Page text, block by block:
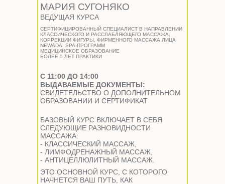
С 11:00 ДО 14:00
ВЕДУЩАЯ КУРСА
МАРИЯ СУГОНЯКО
СЕРТИФИЦИРОВАННЫЙ СПЕЦИАЛИСТ В НАПРАВЛЕНИИ
КЛАССИЧЕСКОГО И РАССЛАБЛЯЮЩЕГО МАССАЖА,
КОРРЕКЦИИ ФИГУРЫ, ФИРМЕННОГО МАССАЖА ЛИЦА
NEWADA, SPA-ПРОГРАММ
МЕДИЦИНСКОЕ ОБРАЗОВАНИЕ
БОЛЕЕ 5 ЛЕТ ПРАКТИКИ
ЭТО ОСНОВНОЙ КУРС, С КОТОРОГО
НАЧНЕТСЯ ВАШ ПУТЬ, КАК
ВЫДАВАЕМЫЕ ДОКУМЕНТЫ:
СВИДЕТЕЛЬСТВО О ДОПОЛНИТЕЛЬНОМ
ОБРАЗОВАНИИ И СЕРТИФИКАТ
БАЗОВЫЙ КУРС ВКЛЮЧАЕТ В СЕБЯ
СЛЕДУЮЩИЕ РАЗНОВИДНОСТИ
МАССАЖА:
- КЛАССИЧЕСКИЙ МАССАЖ,
- ЛИМФОДРЕНАЖНЫЙ МАССАЖ,
- АНТИЦЕЛЛЮЛИТНЫЙ МАССАЖ.